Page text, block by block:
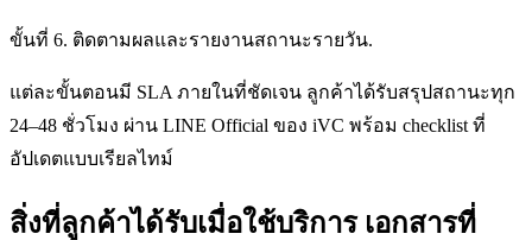
ขั้นที่ 6. ติดตามผลและรายงานสถานะรายวัน.
แต่ละขั้นตอนมี SLA ภายในที่ชัดเจน ลูกค้าได้รับสรุปสถานะทุก
24–48 ชั่วโมง ผ่าน LINE Official ของ iVC พร้อม checklist ที่
อัปเดตแบบเรียลไทม์
สิ่งที่ลูกค้าได้รับเมื่อใช้บริการ เอกสารที่